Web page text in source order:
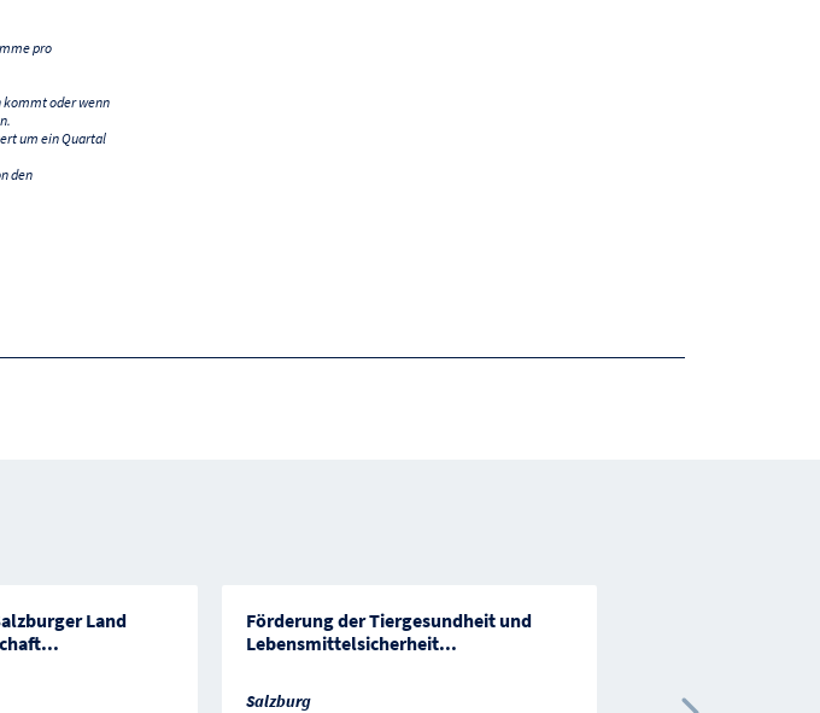
pro
kommt oder wenn
um ein Quartal
den
Land
...
Förderung der Tiergesundheit und
Lebensmittelsicherheit...
Salzburg